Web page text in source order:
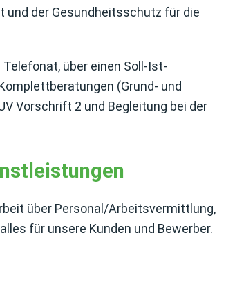
und der Gesundheitsschutz für die
über einen Soll-Ist-
(Grund- und
Vorschrift 2 und Begleitung bei der
über Personal/Arbeitsvermittlung,
für unsere Kunden und Bewerber.